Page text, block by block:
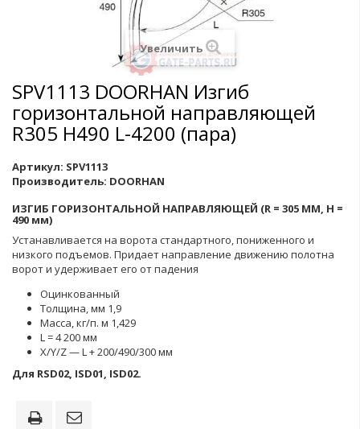
Увеличить
SPV1113 DOORHAN Изгиб
горизонтальной направляющей
R305 H490 L-4200 (пара)
Артикул: SPV1113
Производитель: DOORHAN
ИЗГИБ ГОРИЗОНТАЛЬНОЙ НАПРАВЛЯЮЩЕЙ (R = 305 ММ, Н =
490 мм)
Устанавливается на ворота стандартного, пониженного и
низкого подъемов. Придает направление движению полотна
ворот и удерживает его от падения
Оцинкованный
Толщина, мм 1,9
Масса, кг/п. м 1,429
L = 4 200 мм
X/Y/Z — L + 200/490/300 мм
Для RSD02, ISD01, ISD02.